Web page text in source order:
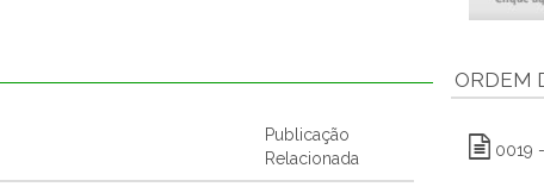
Publicação
Relacionada
ORDEM
0019